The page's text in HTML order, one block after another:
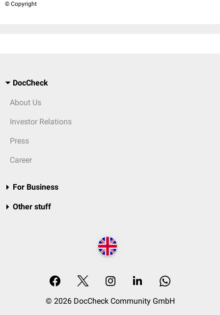
© Copyright
DocCheck
About Us
Investor Relations
Press
Career
For Business
Other stuff
© 2026 DocCheck Community GmbH